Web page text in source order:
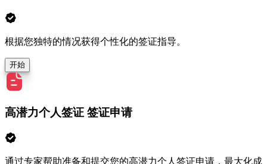
根据您独特的情况获得个性化的签证指导。
开始
高潜力个人签证 签证申请
通过专家帮助准备和提交您的高潜力个人签证申请，最大化成